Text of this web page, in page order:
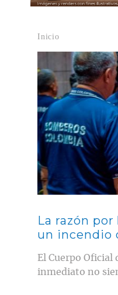
Inicio
Contenido
La razón
un incendio
El Cuerpo Oficial
inmediato no